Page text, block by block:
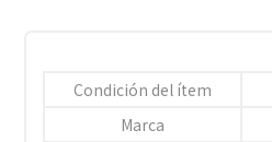
Condición del ítem
Marca